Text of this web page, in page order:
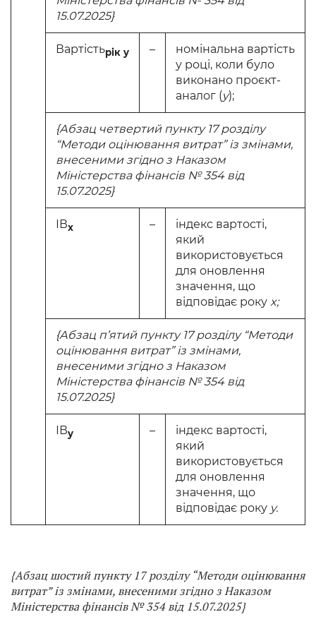
15.07.2025}
Вартістьрік y –
номінальна вартість
у році, коли було
виконано проєкт-
аналог (y);
{Абзац четвертий пункту 17 розділу
“Методи оцінювання витрат” із змінами,
внесеними згідно з Наказом
Міністерства фінансів № 354 від
15.07.2025}
ІВx –
індекс вартості,
який
використовується
для оновлення
значення, що
відповідає року x;
{Абзац п’ятий пункту 17 розділу “Методи
оцінювання витрат” із змінами,
внесеними згідно з Наказом
Міністерства фінансів № 354 від
15.07.2025}
ІВy –
індекс вартості,
який
використовується
для оновлення
значення, що
відповідає року y.
{Абзац шостий пункту 17 розділу “Методи оцінювання
витрат” із змінами, внесеними згідно з Наказом
Міністерства фінансів № 354 від 15.07.2025}